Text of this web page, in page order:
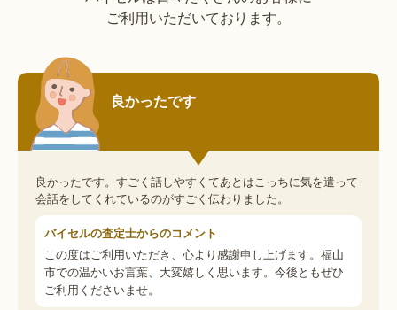
ご利用いただいております。
良かったです
良かったです。すごく話しやすくてあとはこっちに気を遣って
会話をしてくれているのがすごく伝わりました。
バイセルの査定士からのコメント
この度はご利用いただき、心より感謝申し上げます。福山
市での温かいお言葉、大変嬉しく思います。今後ともぜひ
ご利用くださいませ。